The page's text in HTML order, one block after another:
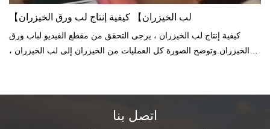
【لب الخيزران】 كيفية إنتاج لب ورق الخيزران
كيفية إنتاج لب الخيزران ، يرجى التحقق من مقطع الفيديو لباب ورق
الخيزران.وتوضح الصورة كل العمليات من الخيزران إلى لب الخيزران ،
اتصل بنا